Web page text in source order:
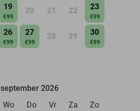
19
€99
20 21 22 23
€99
26
€99
27
€99
28 29 30
€99
september 2026
Wo Do Vr Za Zo